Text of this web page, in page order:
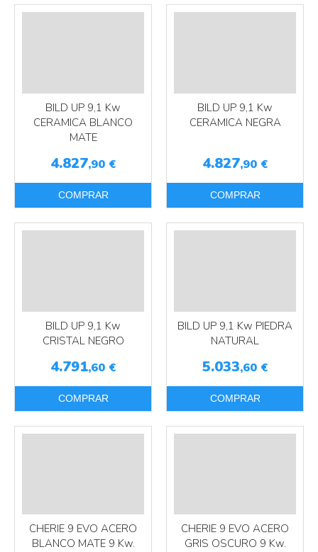
BILD UP 9,1 Kw
CERAMICA BLANCO
MATE
4.827,90 €
COMPRAR
BILD UP 9,1 Kw
CERAMICA NEGRA
4.827,90 €
COMPRAR
BILD UP 9,1 Kw
CRISTAL NEGRO
4.791,60 €
COMPRAR
BILD UP 9,1 Kw PIEDRA
NATURAL
5.033,60 €
COMPRAR
CHERIE 9 EVO ACERO
BLANCO MATE 9 Kw.
CHERIE 9 EVO ACERO
GRIS OSCURO 9 Kw.
Más info Más info